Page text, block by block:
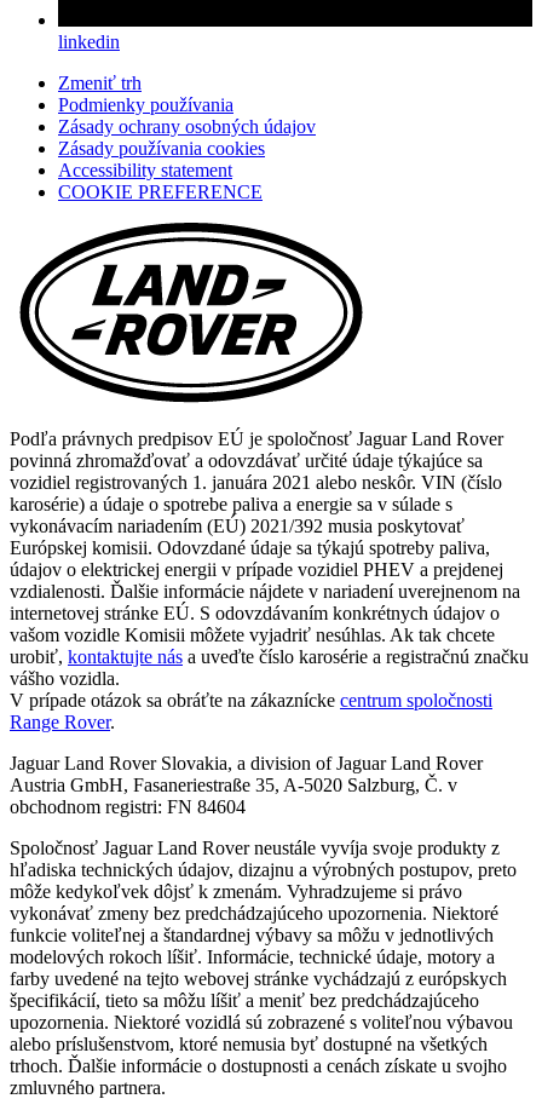
linkedin
linkedin
a
new
tab)
Zmeniť trh
Podmienky používania
Zásady ochrany osobných údajov
Zásady používania cookies
tab)
Accessibility statement
COOKIE PREFERENCE
Podľa právnych predpisov EÚ je spoločnosť Jaguar Land Rover
povinná zhromažďovať a odovzdávať určité údaje týkajúce sa
vozidiel registrovaných 1. januára 2021 alebo neskôr. VIN (číslo
karosérie) a údaje o spotrebe paliva a energie sa v súlade s
vykonávacím nariadením (EÚ) 2021/392 musia poskytovať
Európskej komisii. Odovzdané údaje sa týkajú spotreby paliva,
údajov o elektrickej energii v prípade vozidiel PHEV a prejdenej
vzdialenosti. Ďalšie informácie nájdete v nariadení uverejnenom na
internetovej stránke EÚ. S odovzdávaním konkrétnych údajov o
vašom vozidle Komisii môžete vyjadriť nesúhlas. Ak tak chcete
urobiť, kontaktujte nás a uveďte číslo karosérie a registračnú značku
vášho vozidla.
V prípade otázok sa obráťte na zákaznícke centrum spoločnosti
Range Rover.
Jaguar Land Rover Slovakia, a division of Jaguar Land Rover
Austria GmbH, Fasaneriestraße 35, A-5020 Salzburg, Č. v
obchodnom registri: FN 84604
Spoločnosť Jaguar Land Rover neustále vyvíja svoje produkty z
hľadiska technických údajov, dizajnu a výrobných postupov, preto
môže kedykoľvek dôjsť k zmenám. Vyhradzujeme si právo
vykonávať zmeny bez predchádzajúceho upozornenia. Niektoré
funkcie voliteľnej a štandardnej výbavy sa môžu v jednotlivých
modelových rokoch líšiť. Informácie, technické údaje, motory a
farby uvedené na tejto webovej stránke vychádzajú z európskych
špecifikácií, tieto sa môžu líšiť a meniť bez predchádzajúceho
upozornenia. Niektoré vozidlá sú zobrazené s voliteľnou výbavou
alebo príslušenstvom, ktoré nemusia byť dostupné na všetkých
trhoch. Ďalšie informácie o dostupnosti a cenách získate u svojho
zmluvného partnera.